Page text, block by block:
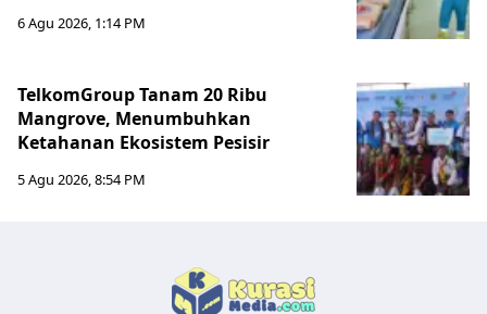
6 Agu 2026, 1:14 PM
TelkomGroup Tanam 20 Ribu
Mangrove, Menumbuhkan
Ketahanan Ekosistem Pesisir
5 Agu 2026, 8:54 PM